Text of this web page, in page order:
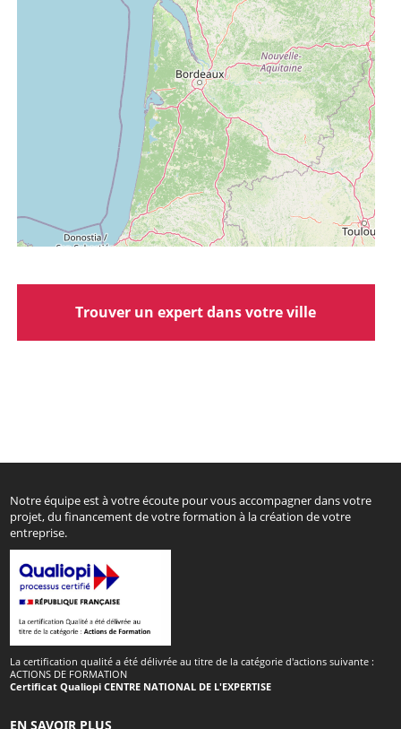
Trouver un expert dans votre ville
Notre équipe est à votre écoute pour vous accompagner dans votre
projet, du financement de votre formation à la création de votre
entreprise.
La certification qualité a été délivrée au titre de la catégorie d'actions suivante :
ACTIONS DE FORMATION
Certificat Qualiopi CENTRE NATIONAL DE L'EXPERTISE
EN SAVOIR PLUS